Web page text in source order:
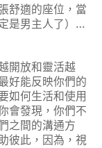
舒適的座位，當
是男主人了）…
開放和靈活越
好能反映你們的
如何生活和使用
會發現，你們不
之間的溝通方
彼此，因為，視